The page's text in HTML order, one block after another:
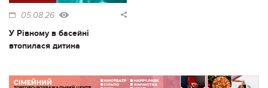
05.08.26
У Рівному в басейні
втопилася дитина